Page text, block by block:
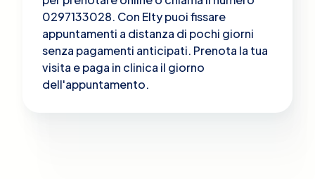
0297133028. Con Elty puoi fissare
appuntamenti a distanza di pochi giorni
senza pagamenti anticipati. Prenota la tua
visita e paga in clinica il giorno
dell'appuntamento.